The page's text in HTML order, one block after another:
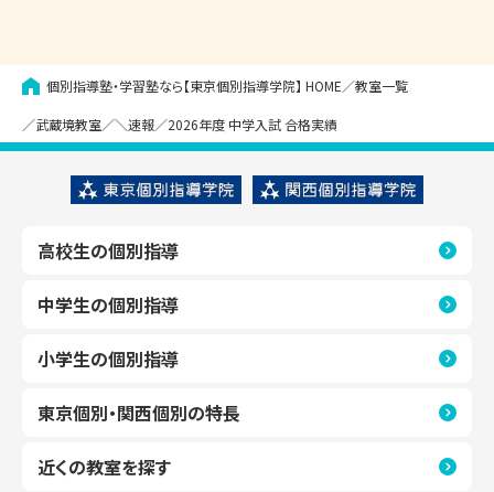
個別指導塾・学習塾なら【東京個別指導学院】 HOME 教室一覧
武蔵境教室 ＼速報／2026年度 中学入試 合格実績
高校生の個別指導
中学生の個別指導
小学生の個別指導
東京個別・関西個別の特長
近くの教室を探す